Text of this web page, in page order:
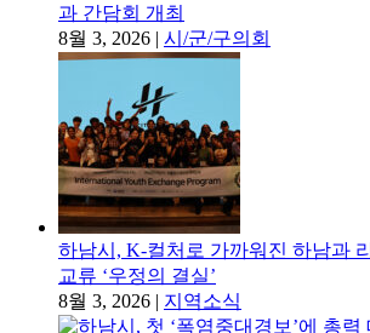
과 간담회 개최
8월 3, 2026
시/군/구의회
하남시, K-컬처로 가까워진 하남과
교류 ‘우정의 결실’
8월 3, 2026
지역소식